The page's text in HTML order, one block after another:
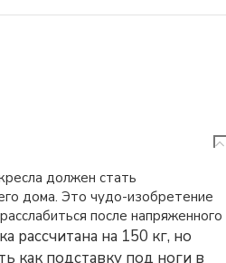
должен стать
дома. Это чудо-изобретение
после напряженного
рассчитана на 150 кг, но
как подставку под ноги в